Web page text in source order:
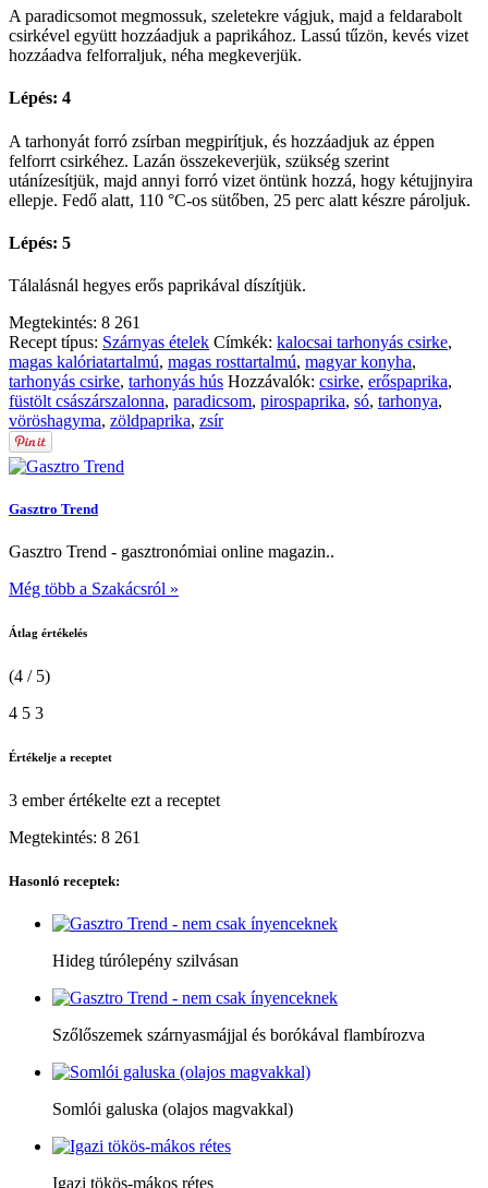
A paradicsomot megmossuk, szeletekre vágjuk, majd a feldarabolt
csirkével együtt hozzáadjuk a paprikához. Lassú tűzön, kevés vizet
hozzáadva felforraljuk, néha megkeverjük.
Lépés: 4
A tarhonyát forró zsírban megpirítjuk, és hozzáadjuk az éppen
felforrt csirkéhez. Lazán összekeverjük, szükség szerint
utánízesítjük, majd annyi forró vizet öntünk hozzá, hogy kétujjnyira
ellepje. Fedő alatt, 110 °C-os sütőben, 25 perc alatt készre pároljuk.
Lépés: 5
Tálalásnál hegyes erős paprikával díszítjük.
Megtekintés: 8 261
Recept típus: Szárnyas ételek Címkék: kalocsai tarhonyás csirke,
magas kalóriatartalmú, magas rosttartalmú, magyar konyha,
tarhonyás csirke, tarhonyás hús Hozzávalók: csirke, erőspaprika,
füstölt császárszalonna, paradicsom, pirospaprika, só, tarhonya,
vöröshagyma, zöldpaprika, zsír
Gasztro Trend
Gasztro Trend - gasztronómiai online magazin..
Még több a Szakácsról »
Átlag értékelés
(4 / 5)
4 5 3
Értékelje a receptet
3 emberértékelte ezt a receptet
Megtekintés: 8 261
Hasonló receptek:
Hideg túrólepény szilvásan
Szőlőszemek szárnyasmájjal és borókával flambírozva
Somlói galuska (olajos magvakkal)
Igazi tökös-mákos rétes